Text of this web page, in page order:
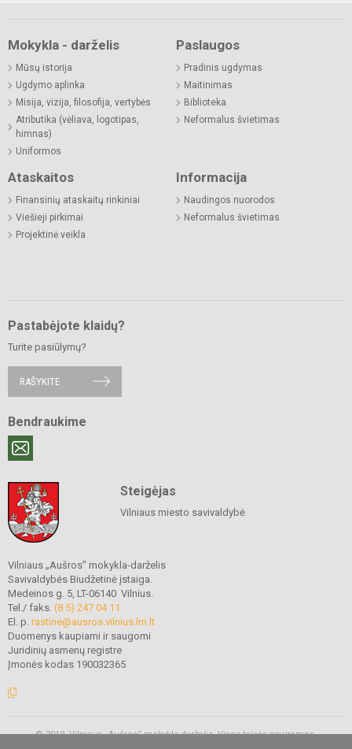
Mokykla - darželis
Mūsų istorija
Ugdymo aplinka
Misija, vizija, filosofija, vertybės
Atributika (vėliava, logotipas,
himnas)
Uniformos
Paslaugos
Pradinis ugdymas
Maitinimas
Biblioteka
Neformalus švietimas
Ataskaitos
Finansinių ataskaitų rinkiniai
Viešieji pirkimai
Projektinė veikla
Informacija
Naudingos nuorodos
Neformalus švietimas
Pastabėjote klaidų?
Turite pasiūlymų?
RAŠYKITE
Bendraukime
Steigėjas
Vilniaus miesto savivaldybė
Vilniaus „Aušros” mokykla-darželis
Savivaldybės Biudžetinė įstaiga.
Medeinos g. 5, LT-06140 Vilnius.
Tel./ faks. (8 5) 247 04 11
El. p. rastine@ausros.vilnius.lm.lt
Duomenys kaupiami ir saugomi
Juridinių asmenų registre
Įmonės kodas 190032365
© 2019. Vilniaus „Aušros” mokykla-darželis. Visos teisės saugomos.